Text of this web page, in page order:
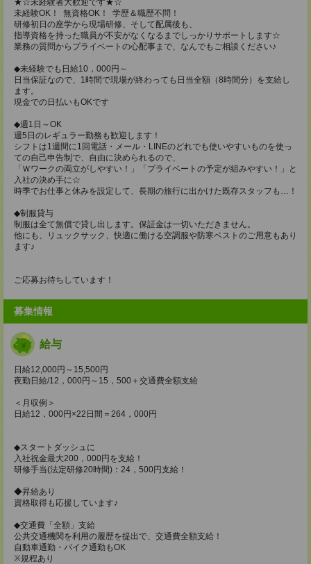
未経験OK！ 無資格OK！ 学歴＆職歴不問！
研修初日の座学から現場研修、そして配属後も、
指導資格を持った職員が不安がなくなるまでしっかりサポートします☆
業務の質問からプライベートの心配事まで、なんでもご相談ください♪
◆未経験でも日給10，000円～
日当保証なので、1時間で現場が終わっても日当全額（8時間分）を支給し
ます。
現金での日払いもOKです
◆週1日～OK
週5日のレギュラー勤務も歓迎します！
シフトは1週間に1回電話・メール・LINEのどれでも使いやすいものを使っ
ての自己申告制で、自由に決められるので、
「Ｗワークの両立がしやすい！」「プライベートの予定が組みやすい！」と
入社の決め手に☆
時季でお仕事と休みを設定して、長期の旅行に出かけた既存スタッフも…！
◆制服貸与
制服は全て無償で貸し出します。保証金は一切いただきません。
他にも、リュックサック、快適に働ける空調服や防寒ベストのご用意もあり
ます♪
ご応募お待ちしています！
募集情報
給与
日給12,000円～15,500円
夜勤日給/12，000円～15，500＋交通費全額支給
＜月収例＞
日給12，000円×22日間＝264，000円
◆スタートダッシュに
入社祝金最大200，000円を支給！
研修手当(法定研修20時間)：24，500円支給！
◆昇給あり
資格取得も応援しています♪
◆交通費「全額」支給
公共交通機関を利用の履歴を提出で、交通費全額支給！
自動車通勤・バイク通勤もOK
※規程あり